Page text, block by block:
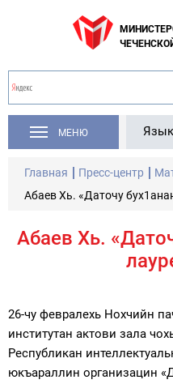
МЕНЮ
Главная Пресс-центр
Абаев Хь. «Даточу
Абаев Хь.
26-чу февралехь Нохчийн
институтан актови зала
Республикан
юкъараллин организацин